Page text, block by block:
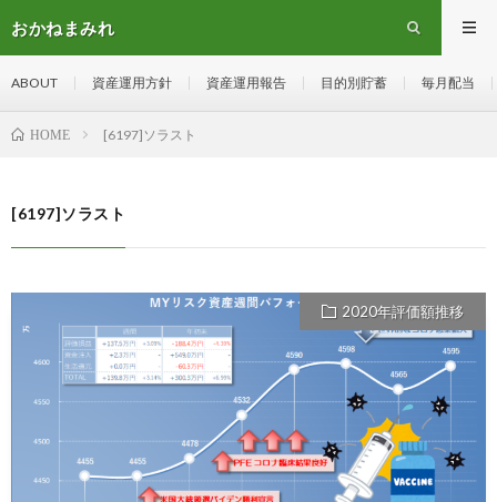
おかねまみれ
ABOUT 資産運用方針 資産運用報告 目的別貯蓄 毎月配当
HOME [6197]ソラスト
[6197]ソラスト
2020年評価額推移